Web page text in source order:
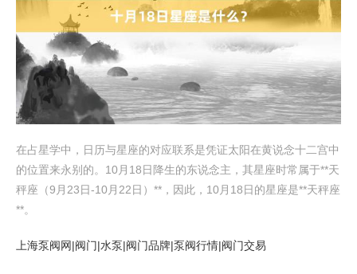
在占星学中，日历与星座的对应联系是凭证太阳在黄说念十二宫中
的位置来永别的。10月18日降生的东说念主，其星座时常属于**天
秤座（9月23日-10月22日）**，因此，10月18日的星座是**天秤座
**。
上海泵阀网|阀门|水泵|阀门品牌|泵阀行情|阀门交易